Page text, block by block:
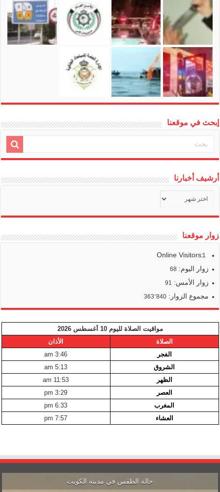
إبحث في موقعنا
أرشيف أخبارنا
أخبارنا
زوار موقعنا
Online Visitors:
1
زوار اليوم:68
زوار الأمس: 91
مجموع الزوار:363٬840
مواقيت الصلاة لليوم 10 أغسطس 2026
الصلاة
الأذان
الفجر
3:46 am
الشروق
5:13 am
الظهر
11:53 am
العصر
3:29 pm
المغرب
6:33 pm
العشاء
7:57 pm
حالة الطقس في مدينة الكويت